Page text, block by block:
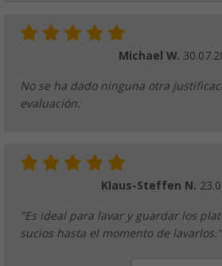
Michael W.
No se ha dado ninguna otra
evaluación.
Klaus-Steffen N.
"Es ideal para lavar y guardar los
sucios hasta el momento de lavarlos."